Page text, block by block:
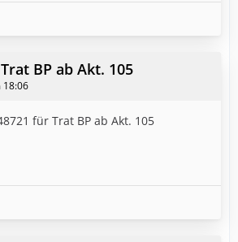
BP ab Akt. 105
18:06
für Trat BP ab Akt. 105